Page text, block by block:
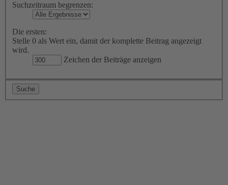
Suchzeitraum begrenzen:
Die ersten:
Stelle 0 als Wert ein, damit der komplette Beitrag angezeigt
wird.
Zeichen der Beiträge anzeigen